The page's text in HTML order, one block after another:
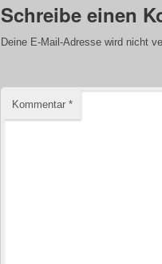
Schreibe einen
Deine E-Mail-Adresse wird nicht
Kommentar *